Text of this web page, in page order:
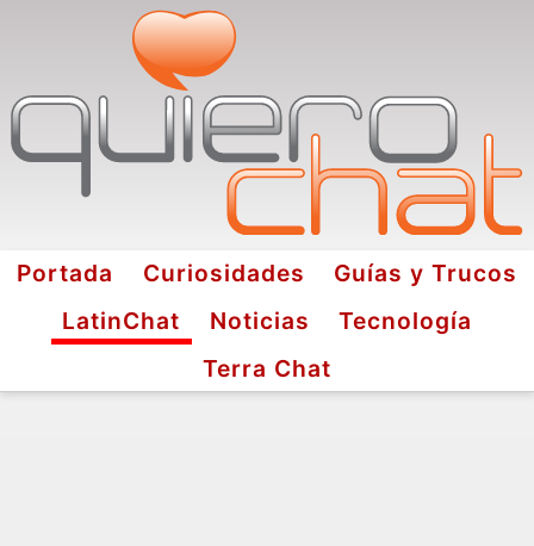
Portada Curiosidades
Guías y Trucos
LatinChat
Noticias
Tecnología
Terra Chat